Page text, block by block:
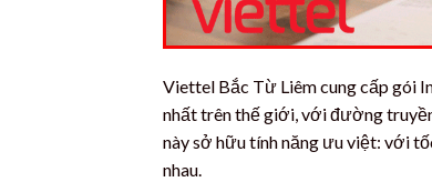
Viettel Bắc Từ Liêm cung cấp gói
nhất trên thế giới, với đường
này sở hữu tính năng ưu việt: với
nhau.